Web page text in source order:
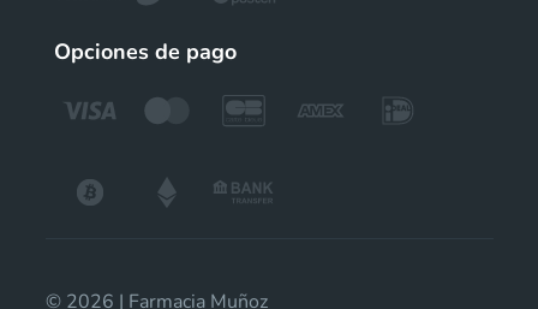
Opciones de pago
© 2026 | Farmacia Muñoz